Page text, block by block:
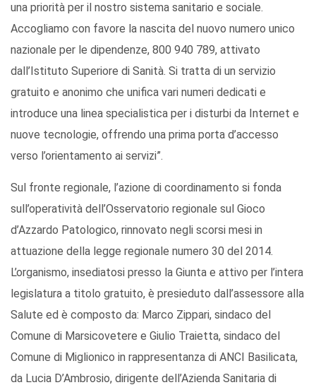
una priorità per il nostro sistema sanitario e sociale.
Accogliamo con favore la nascita del nuovo numero unico
nazionale per le dipendenze, 800 940 789, attivato
dall’Istituto Superiore di Sanità. Si tratta di un servizio
gratuito e anonimo che unifica vari numeri dedicati e
introduce una linea specialistica per i disturbi da Internet e
nuove tecnologie, offrendo una prima porta d’accesso
verso l’orientamento ai servizi”.
Sul fronte regionale, l’azione di coordinamento si fonda
sull’operatività dell’Osservatorio regionale sul Gioco
d’Azzardo Patologico, rinnovato negli scorsi mesi in
attuazione della legge regionale numero 30 del 2014.
L’organismo, insediatosi presso la Giunta e attivo per l’intera
legislatura a titolo gratuito, è presieduto dall’assessore alla
Salute ed è composto da: Marco Zippari, sindaco del
Comune di Marsicovetere e Giulio Traietta, sindaco del
Comune di Miglionico in rappresentanza di ANCI Basilicata,
da Lucia D’Ambrosio, dirigente dell’Azienda Sanitaria di